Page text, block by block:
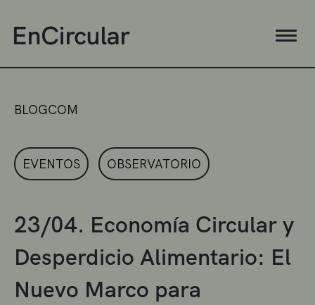
BLOGCOM
EVENTOS OBSERVATORIO
23/04. Economía Circular y
Desperdicio Alimentario: El
Nuevo Marco para